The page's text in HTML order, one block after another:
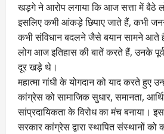
खड़गे ने आरोप लगाया कि आज सत्ता में बैठे
इसलिए कभी आंकड़े छिपाए जाते हैं, कभी
कभी संविधान बदलने जैसे बयान सामने आते
लोग आज इतिहास की बातें करते हैं, उनके
दूर खड़े थे।
महात्मा गांधी के योगदान को याद करते हुए
कांग्रेस को सामाजिक सुधार, समानता,
सांप्रदायिकता के विरोध का मंच बनाया।
सरकार कांग्रेस द्वारा स्थापित संस्थानों